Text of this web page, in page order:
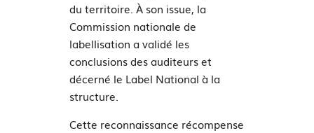
du territoire. À son issue, la
Commission nationale de
labellisation a validé les
conclusions des auditeurs et
décerné le Label National à la
structure.
Cette reconnaissance récompense